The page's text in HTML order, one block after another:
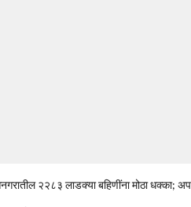
२२८३ लाडक्या बहिणींना मोठा धक्का;